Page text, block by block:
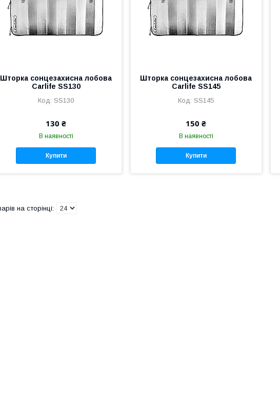
Шторка сонцезахисна лобова
Carlife SS130
SS130
130 ₴
В наявності
Купити
Шторка сонцезахисна лобова
Carlife SS145
SS145
150 ₴
В наявності
Купити